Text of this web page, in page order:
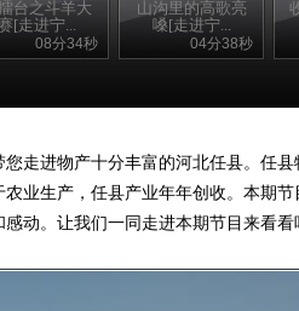
台之斗羊大
[走进宁...
08分34秒
山沟里的高歌亮
嗓[走进宁...
04分38秒
进物产十分丰富的河北任县。任县
业生产，任县产业年年创收。本期
动。让我们一同走进本期节目来看看